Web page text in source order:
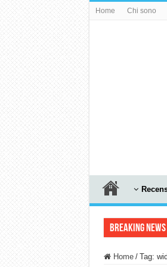
Home Chi sono
Breaking News
Home / Tag: